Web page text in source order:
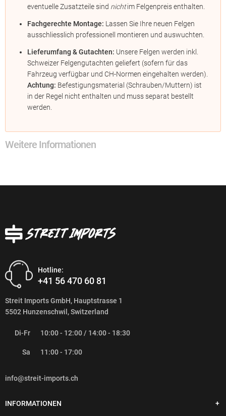
eventuelle Zusatzteile sind nichtim Felgenpreis enthalten.
Fachgerechte Montage: Lassen Sie Ihre neuen Felgen
ausschliesslich professionell montieren und auswuchten.
Lieferumfang & Gutachten: Unsere Felgen werden inkl.
Schweizer Felgengutachten geliefert (sofern für das
Fahrzeug verfügbar und CH-Normen eingehalten werden).
Achtung: Befestigungsmaterial (Schrauben/Muttern) ist
in der Regel nicht enthalten und muss separat bestellt
werden.
Weitere Informationen
Hotline:
+41 56 470 60 81
Streit Imports GmbH, Hauptstrasse 1
5502 Hunzenschwil, Switzerland
Di-Fr 10:00 - 12:00 / 14:00 - 18:30
Sa 11:00 - 17:00
info@streit-imports.ch
INFORMATIONEN